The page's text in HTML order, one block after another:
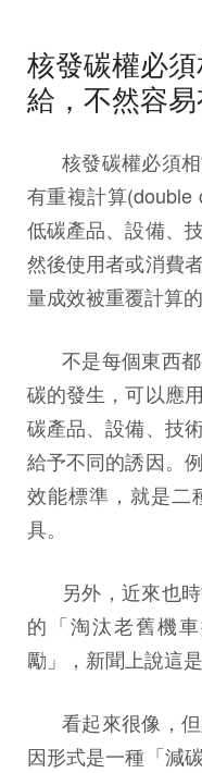
核發碳權必
給，不然容
核發碳權必須相
有重複計算(double
低碳產品、設備、
然後使用者或消費
量成效被重覆計算的
不是每個東西都
碳的發生，可以應
碳產品、設備、技
給予不同的誘因。
效能標準，就是二
具。
另外，近來也時
的「淘汰老舊機
勵」，新聞上說這
看起來很像，但
因形式是一種「減